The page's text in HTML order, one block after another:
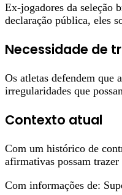
Ex-jogadores da seleção
declaração pública, eles
Necessidade de
Os atletas defendem que
irregularidades que
Contexto atual
Com um histórico de
afirmativas possam
Com informações de: